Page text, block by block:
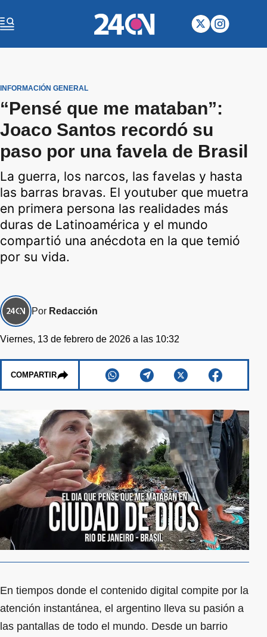
INFORMACIÓN GENERAL
“Pensé que me mataban”:
Joaco Santos recordó su
paso por una favela de Brasil
La guerra, los narcos, las favelas y hasta
las barras bravas. El youtuber que muetra
en primera persona las realidades más
duras de Latinoamérica y el mundo
compartió una anécdota en la que temió
por su vida.
Por Redacción
Viernes, 13 de febrero de 2026 a las 10:32
COMPARTIR
En tiempos donde el contenido digital compite por la
atención instantánea, el argentino lleva su pasión a
las pantallas de todo el mundo. Desde un barrio